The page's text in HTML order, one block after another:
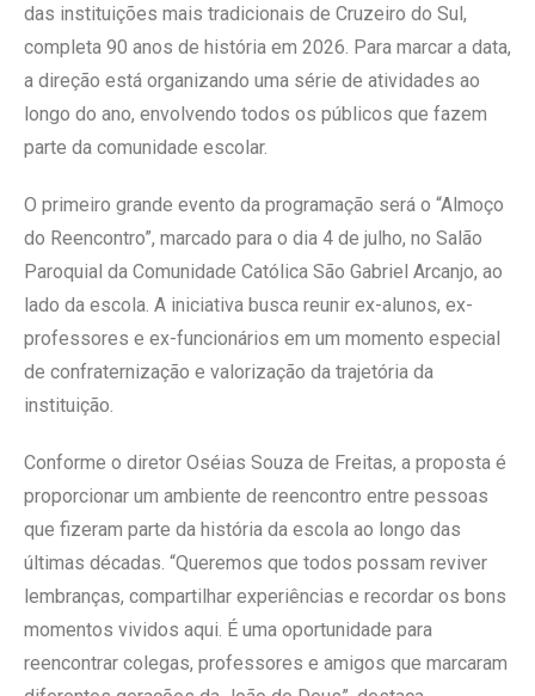
das instituições mais tradicionais de Cruzeiro do Sul,
completa 90 anos de história em 2026. Para marcar a data,
a direção está organizando uma série de atividades ao
longo do ano, envolvendo todos os públicos que fazem
parte da comunidade escolar.
O primeiro grande evento da programação será o “Almoço
do Reencontro”, marcado para o dia 4 de julho, no Salão
Paroquial​ da Comunidade Católica São Gabriel Arcanjo, ao
lado da escola. A iniciativa busca reunir ex-alunos, ex-
professores e ex-funcionários em um momento especial
de confraternização e valorização da trajetória da
instituição.
Conforme o diretor Oséias Souza de Freitas, a proposta é
proporcionar um ambiente de reencontro entre pessoas
que fizeram parte da história da escola ao longo das
últimas décadas. “Queremos que todos possam reviver
lembranças, compartilhar experiências e recordar os bons
momentos vividos aqui. É uma oportunidade para
reencontrar colegas, professores e amigos que marcaram